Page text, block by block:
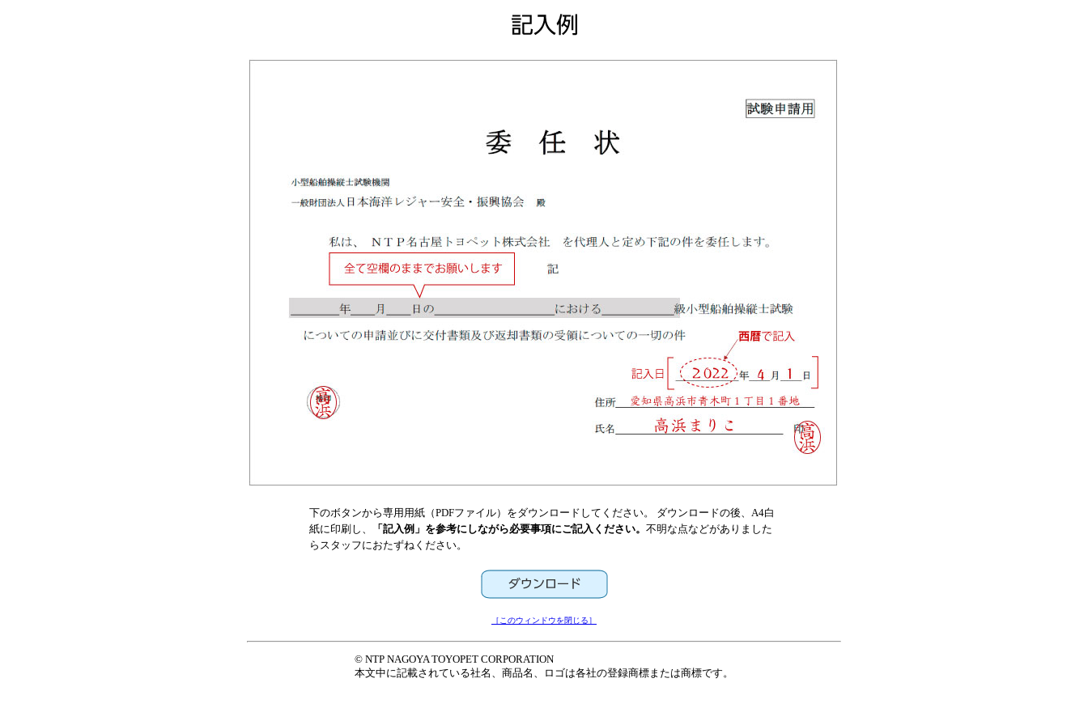
下のボタンから専用用紙（PDFファイル）をダウンロードしてください。 ダウンロードの後、A4白
紙に印刷し、
「記入例」を参考にしながら必要事項にご記入ください。 不明な点などがありました
らスタッフにおたずねください。
［このウィンドウを閉じる］
© NTP NAGOYA TOYOPET CORPORATION
本文中に記載されている社名、商品名、ロゴは各社の登録商標または商標です。